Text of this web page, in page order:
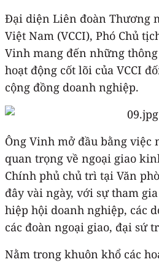
Đại diện Liên đoàn Thương
Việt Nam (VCCI), Phó Chủ
Vinh mang đến những
hoạt động cốt lõi của VCCI
cộng đồng doanh nghiệp.
Ông Vinh mở đầu bằng việc
quan trọng về ngoại giao
Chính phủ chủ trì tại Văn
đây vài ngày, với sự tham
hiệp hội doanh nghiệp, các
các đoàn ngoại giao, đại sứ
Nằm trong khuôn khổ các